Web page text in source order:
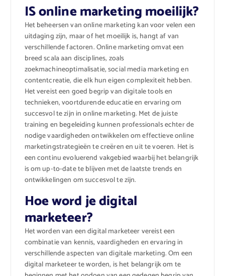
IS online marketing moeilijk?
Het beheersen van online marketing kan voor velen een
uitdaging zijn, maar of het moeilijk is, hangt af van
verschillende factoren. Online marketing omvat een
breed scala aan disciplines, zoals
zoekmachineoptimalisatie, social media marketing en
contentcreatie, die elk hun eigen complexiteit hebben.
Het vereist een goed begrip van digitale tools en
technieken, voortdurende educatie en ervaring om
succesvol te zijn in online marketing. Met de juiste
training en begeleiding kunnen professionals echter de
nodige vaardigheden ontwikkelen om effectieve online
marketingstrategieën te creëren en uit te voeren. Het is
een continu evoluerend vakgebied waarbij het belangrijk
is om up-to-date te blijven met de laatste trends en
ontwikkelingen om succesvol te zijn.
Hoe word je digital
marketeer?
Het worden van een digital marketeer vereist een
combinatie van kennis, vaardigheden en ervaring in
verschillende aspecten van digitale marketing. Om een
digital marketeer te worden, is het belangrijk om te